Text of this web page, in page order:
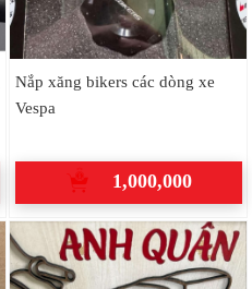
Nắp xăng bikers các dòng xe
Vespa
1,000,000